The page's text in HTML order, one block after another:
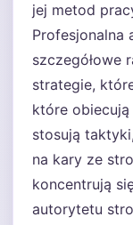
jej metod
Profesjonalna
szczegółowe
strategie,
które
stosują
na kary ze
koncentrują
autorytetu